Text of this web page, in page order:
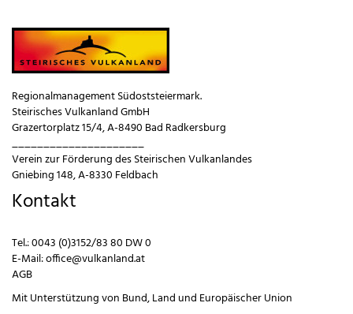
Beiträge
Regionalmanagement Südoststeiermark.
Steirisches Vulkanland GmbH
Grazertorplatz 15/4, A-8490 Bad Radkersburg
_____________________
Verein zur Förderung des Steirischen Vulkanlandes
Gniebing 148, A-8330 Feldbach
Kontakt
Tel.:0043 (0)3152/83 80 DW 0
E-Mail:office@vulkanland.at
AGB
Mit Unterstützung von Bund,Land und Europäischer Union